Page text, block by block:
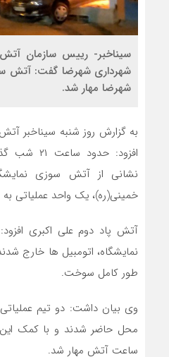
سیناخبر- رییس سازمان
شهرداری شهرضا گفت: آتش
شهرضا مهار شد.
به گزارش روز شنبه سیناخبر
افزود:
نشانی از آتش سوزی
خمینی(ره)، یک واحد عملیاتی
آتش پاد دوم علی اکبری
نمایشگاه، اتومبیل ها خارج
طور کامل سوخت.
وی بیان داشت: دو تیم
محل حاضر شدند و با کمک
ساعت آتش مهار شد.